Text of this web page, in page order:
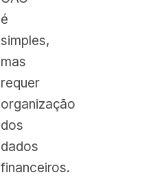
é
simples,
mas
requer
organização
dos
dados
financeiros.